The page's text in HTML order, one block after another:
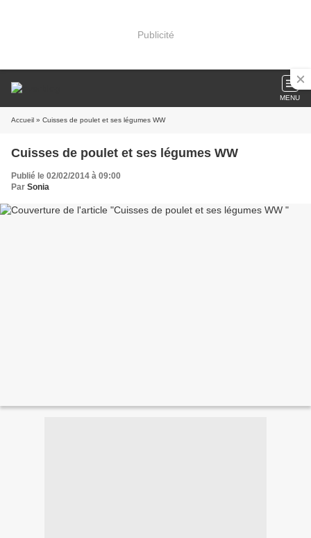
Publicité
MENU
Accueil » Cuisses de poulet et ses légumes WW
Cuisses de poulet et ses légumes WW
Publié le 02/02/2014 à 09:00
Par Sonia